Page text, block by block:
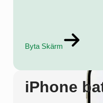
Byta Skärm
iPhone